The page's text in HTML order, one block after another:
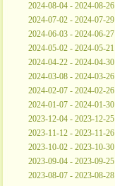
2024-08-04 - 2024-08-26
2024-07-02 - 2024-07-29
2024-06-03 - 2024-06-27
2024-05-02 - 2024-05-21
2024-04-22 - 2024-04-30
2024-03-08 - 2024-03-26
2024-02-07 - 2024-02-26
2024-01-07 - 2024-01-30
2023-12-04 - 2023-12-25
2023-11-12 - 2023-11-26
2023-10-02 - 2023-10-30
2023-09-04 - 2023-09-25
2023-08-07 - 2023-08-28